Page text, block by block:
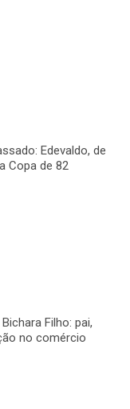
Edevaldo, de
Copa de 82
Filho: pai,
no comércio